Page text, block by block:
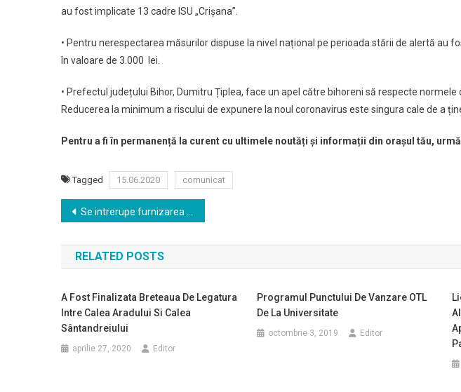
au fost implicate 13 cadre ISU „Crișana”.
• Pentru nerespectarea măsurilor dispuse la nivel național pe perioada stării de alertă au
în valoare de 3.000 lei.
• Prefectul județului Bihor, Dumitru Țiplea, face un apel către bihoreni să respecte normele
Reducerea la minimum a riscului de expunere la noul coronavirus este singura cale de a
Pentru a fi în permanență la curent cu ultimele noutăți și informații din orașul tău,
Tagged 15.06.2020 comunicat
Navigare
în
articole
Se intrerupe furnizarea apei potabile pe malul drept in vederea spalarii magistralelor
RELATED POSTS
A Fost Finalizata Breteaua De Legatura
Intre Calea Aradului Si Calea
Sântandreiului
aprilie 27, 2020 Editor
Programul Punctului De Vanzare OTL
De La Universitate
octombrie 3, 2019 Editor